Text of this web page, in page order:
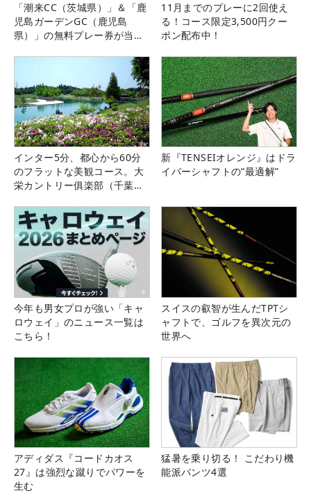
「潮来CC（茨城県）」＆「鹿
児島ガーデンGC（鹿児島
県）」の無料プレー券が当た
11月までのプレーに2回使え
る！コース限定3,500円クー
ポン配布中！
インター5分、都心から60分
のフラットな美観コース。大
栄カントリー俱楽部（千葉
新『TENSEIオレンジ』はドラ
イバーシャフトの“最適解”
今年も男女プロが強い「キャ
ロウェイ」のニュース一覧は
こちら！
スイスの叡智が生んだTPTシ
ャフトで、ゴルフを異次元の
世界へ
アディダス『コードカオス
27』は強烈な蹴りでパワーを
生む
猛暑を乗り切る！ こだわり機
能派パンツ4選